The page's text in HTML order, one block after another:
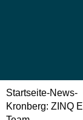
Startseite-News-
Kronberg: ZINQ